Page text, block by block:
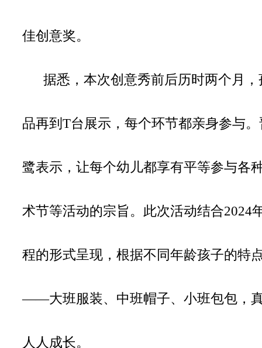
佳创意奖。
据悉，本次创意秀前后历时两个月，
品再到T台展示，每个环节都亲身参与
鹭表示，让每个幼儿都享有平等参与各
术节等活动的宗旨。此次活动结合2024
程的形式呈现，根据不同年龄孩子的特
——大班服装、中班帽子、小班包包，
人人成长。